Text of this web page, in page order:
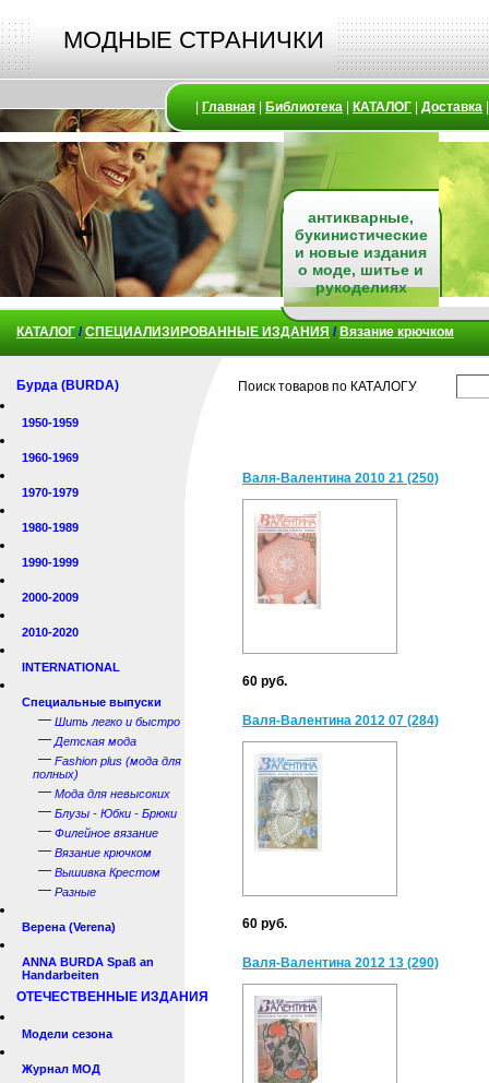
МОДНЫЕ СТРАНИЧКИ
Главная Библиотека КАТАЛОГ Доставка
антикварные,
букинистические
и новые издания
о моде, шитье и
рукоделиях
КАТАЛОГ /СПЕЦИАЛИЗИРОВАННЫЕ ИЗДАНИЯ / Вязание крючком
Бурда (BURDA)
1950-1959
1960-1969
1970-1979
1980-1989
1990-1999
2000-2009
2010-2020
INTERNATIONAL
Специальные выпуски
— Шить легко и быстро
— Детская мода
— Fashion plus (мода для
полных)
— Мода для невысоких
— Блузы - Юбки - Брюки
— Филейное вязание
— Вязание крючком
— Вышивка Крестом
— Разные
Верена (Verena)
ANNA BURDA Spaß an
Handarbeiten
ОТЕЧЕСТВЕННЫЕ ИЗДАНИЯ
Модели сезона
Журнал МОД
Поиск товаров по КАТАЛОГУ
Валя-Валентина 2010 21 (250)
60 руб.
Валя-Валентина 2012 07 (284)
60 руб.
Валя-Валентина 2012 13 (290)